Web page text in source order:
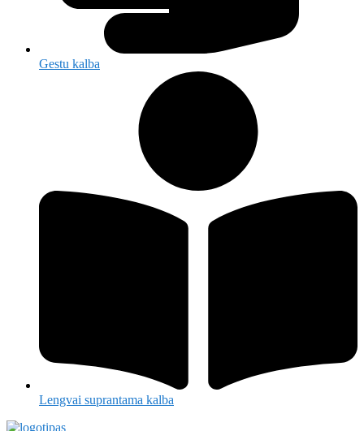
Gestu kalba
Lengvai suprantama kalba